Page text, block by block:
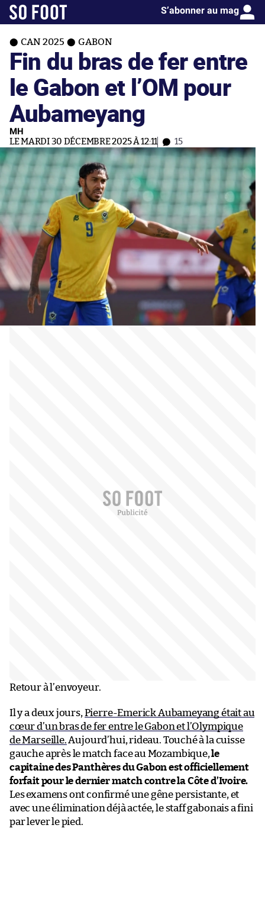
S’abonner au mag
CAN 2025 GABON
Fin du bras de fer entre
le Gabon et l’OM pour
Aubameyang
MH
LE MARDI 30 DÉCEMBRE 2025 À 12:11 15
Retour à l’envoyeur.
Il y a deux jours, Pierre-Emerick Aubameyang était au
cœur d’un bras de fer entre le Gabon et l’Olympique
de Marseille.Aujourd’hui, rideau. Touché à la cuisse
gauche après le match face au Mozambique,le
capitaine des Panthères du Gabon est officiellement
forfait pour le dernier match contre la Côte d’Ivoire.
Les examens ont confirmé une gêne persistante, et
avec une élimination déjà actée, le staff gabonais a fini
par lever le pied.